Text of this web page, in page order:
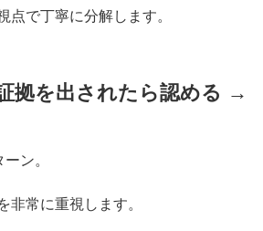
点で丁寧に分解します。
拠を出されたら認める →
ン。
非常に重視します。